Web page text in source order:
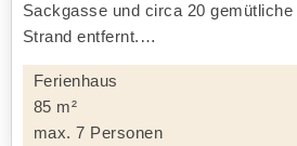
Sackgasse und circa 20
Strand entfernt.
Ferienhaus
85 m²
max. 7 Personen